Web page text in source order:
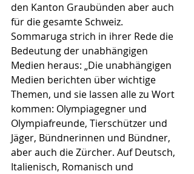
den Kanton Graubünden aber auch
für die gesamte Schweiz.
Sommaruga strich in ihrer Rede die
Bedeutung der unabhängigen
Medien heraus: „Die unabhängigen
Medien berichten über wichtige
Themen, und sie lassen alle zu Wort
kommen: Olympiagegner und
Olympiafreunde, Tierschützer und
Jäger, Bündnerinnen und Bündner,
aber auch die Zürcher. Auf Deutsch,
Italienisch, Romanisch und